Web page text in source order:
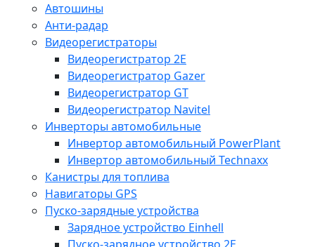
Автошины
Анти-радар
Видеорегистраторы
Видеорегистратор 2E
Видеорегистратор Gazer
Видеорегистратор GT
Видеорегистратор Navitel
Инверторы автомобильные
Инвертор автомобильный PowerPlant
Инвертор автомобильный Technaxx
Канистры для топлива
Навигаторы GPS
Пуско-зарядные устройства
Зарядное устройство Einhell